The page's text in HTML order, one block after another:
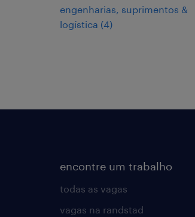
engenharias, suprimentos &
logística (4)
encontre um trabalho
todas as vagas
vagas na randstad